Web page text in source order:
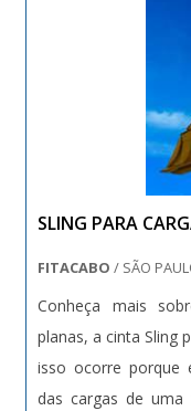
SLING PARA
FITACABO / SÃO
Conheça mais
planas, a cinta Sling
isso ocorre porque
das cargas de